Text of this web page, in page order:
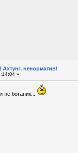
ненорматив!
»
не ботаник...